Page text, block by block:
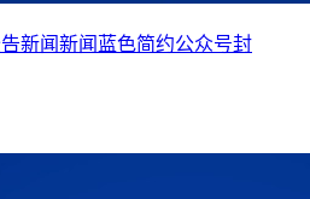
新闻新闻蓝色简约公众号封